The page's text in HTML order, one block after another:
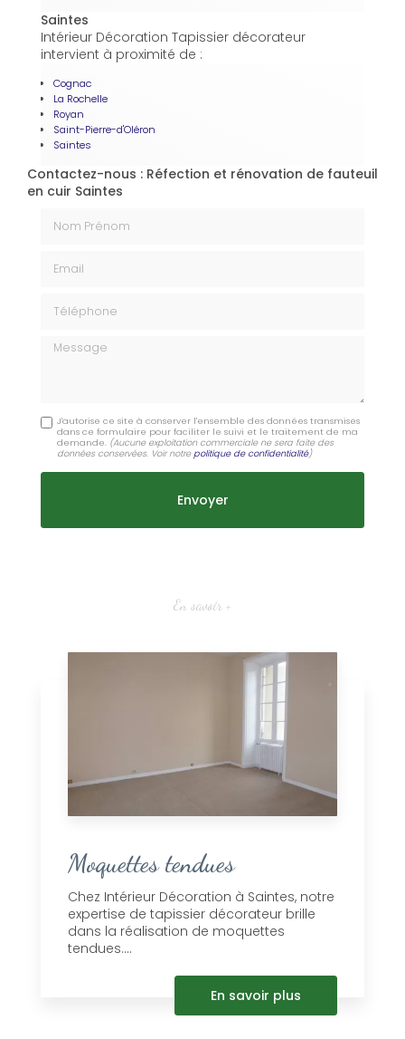
Saintes
Intérieur Décoration Tapissier décorateur
intervient à proximité de :
Cognac
La Rochelle
Royan
Saint-Pierre-d'Oléron
Saintes
Contactez-nous : Réfection et rénovation de fauteuil
en cuir Saintes
Message
J'autorise ce site à conserver l'ensemble des données transmises
dans ce formulaire pour faciliter le suivi et le traitement de ma
demande. (Aucune exploitation commerciale ne sera faite des
données conservées. Voir notrepolitique de confidentialité)
En savoir +
Moquettes tendues
Chez Intérieur Décoration à Saintes, notre
expertise de tapissier décorateur brille
dans la réalisation de moquettes
tendues....
En savoir plus